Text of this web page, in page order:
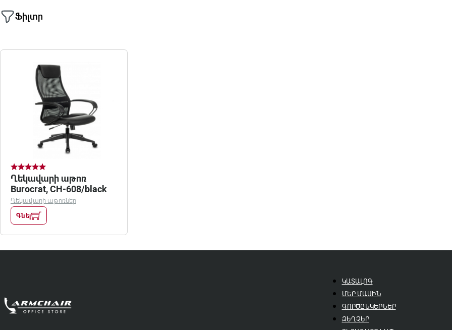
Ֆիլտր
Ղեկավարի աթոռ
Burocrat, CH-608/black
Ղեկավարի աթոռներ
Գնել
ԿԱՏԱԼՈԳ
ՄԵՐ ՄԱՍԻՆ
ԳՈՐԾԸՆԿԵՐՆԵՐ
ԶԵՂՉԵՐ